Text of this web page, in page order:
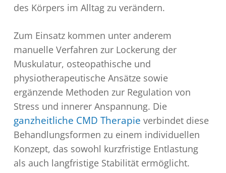
des Körpers im Alltag zu verändern.
Zum Einsatz kommen unter anderem
manuelle Verfahren zur Lockerung der
Muskulatur, osteopathische und
physiotherapeutische Ansätze sowie
ergänzende Methoden zur Regulation von
Stress und innerer Anspannung. Die
ganzheitliche CMD Therapie verbindet diese
Behandlungsformen zu einem individuellen
Konzept, das sowohl kurzfristige Entlastung
als auch langfristige Stabilität ermöglicht.